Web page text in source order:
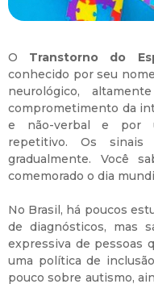
O Transtorno do
conhecido por seu
neurológico,
comprometimento da
e não-verbal e por
repetitivo. Os sinais
gradualmente. Você
comemorado o dia
No Brasil, há poucos
de diagnósticos, mas
expressiva de pessoas
uma política de
pouco sobre autismo,